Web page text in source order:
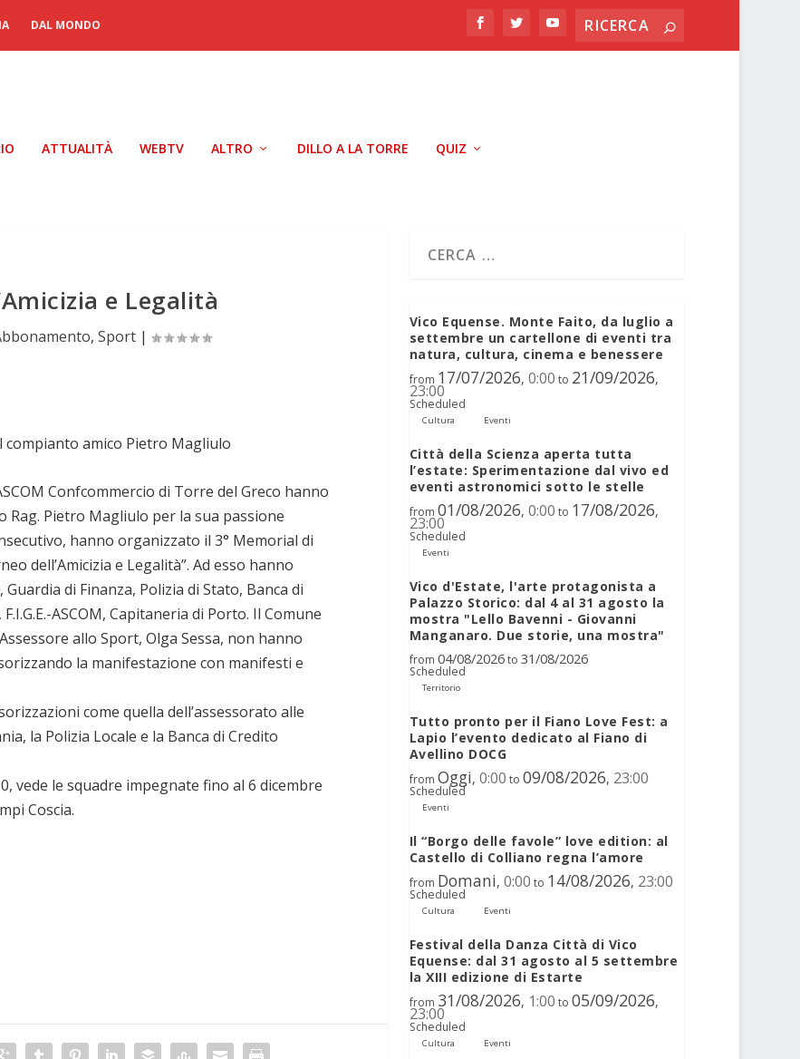
DAL MONDO
ATTUALITÀ WEBTV ALTRO DILLO A LA TORRE QUIZ
e Legalità
,Sport |
compianto amico Pietro Magliulo
Confcommercio di Torre del Greco hanno
Rag. Pietro Magliulo per la sua passione
hanno organizzato il 3° Memorial di
dell’Amicizia e Legalità”. Ad esso hanno
di Finanza, Polizia di Stato, Banca di
ASCOM, Capitaneria di Porto. Il Comune
allo Sport, Olga Sessa, non hanno
la manifestazione con manifesti e
come quella dell’assessorato alle
la Polizia Locale e la Banca di Credito
vede le squadre impegnate fino al 6 dicembre
Coscia.
Vico Equense. Monte Faito, da luglio a
settembre un cartellone di eventi tra
natura, cultura, cinema e benessere
from 17/07/2026, 0:00 to 21/09/2026,
23:00
Scheduled
Cultura Eventi
Città della Scienza aperta tutta
l’estate: Sperimentazione dal vivo ed
eventi astronomici sotto le stelle
from 01/08/2026, 0:00 to 17/08/2026,
23:00
Scheduled
Eventi
Vico d'Estate, l'arte protagonista a
Palazzo Storico: dal 4 al 31 agosto la
mostra "Lello Bavenni - Giovanni
Manganaro. Due storie, una mostra"
from 04/08/2026to 31/08/2026
Scheduled
Territorio
Tutto pronto per il Fiano Love Fest: a
Lapio l’evento dedicato al Fiano di
Avellino DOCG
from Oggi, 0:00 to 09/08/2026, 23:00
Scheduled
Eventi
Il “Borgo delle favole” love edition: al
Castello di Colliano regna l’amore
from Domani, 0:00 to 14/08/2026, 23:00
Scheduled
Cultura Eventi
Festival della Danza Città di Vico
Equense: dal 31 agosto al 5 settembre
la XIII edizione di Estarte
from 31/08/2026, 1:00 to 05/09/2026,
23:00
Scheduled
Cultura Eventi